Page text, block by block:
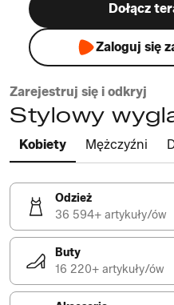
Dołącz
Zaloguj się
Zarejestruj się i odkryj
Stylowy
Kobiety Mężczyźni
Odzież
36 594+ artykuły/ów
Buty
16 220+ artykuły/ów